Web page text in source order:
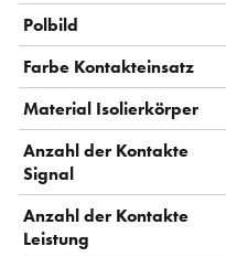
Polbild
Farbe Kontakteinsatz
Material Isolierkörper
Anzahl der Kontakte
Signal
Anzahl der Kontakte
Leistung